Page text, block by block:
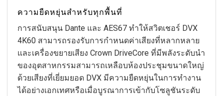
ความยืดหยุ่นสำหรับทุกพื้นที่
การสนับสนุน Dante และ AES67 ทำให้สวิตเชอร์ DVX
4K60 สามารถรองรับการกำหนดค่าเสียงที่หลากหลาย
และเครื่องขยายเสียง Crown DriveCore ที่มีพลังระดับนำ
ของอุตสาหกรรมสามารถเหลือบห้องประชุมขนาดใหญ่
ด้วยเสียงที่เยี่ยมยอด DVX มีความยืดหยุ่นในการทำงาน
ได้อย่างเอกเทศหรือเมื่อบูรณาการเข้ากับโซลูชันระดับ